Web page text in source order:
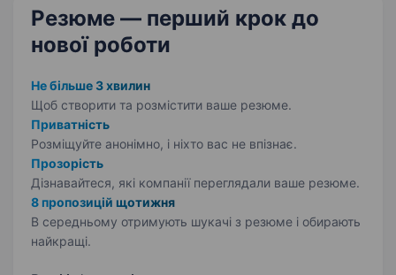
Резюме — перший крок до
нової роботи
Не більше 3 хвилин
Щоб створити та розмістити ваше резюме.
Приватність
Розміщуйте анонімно, і ніхто вас не впізнає.
Прозорість
Дізнавайтеся, які компанії переглядали ваше резюме.
8 пропозицій щотижня
В середньому отримують шукачі з резюме і обирають
найкращі.